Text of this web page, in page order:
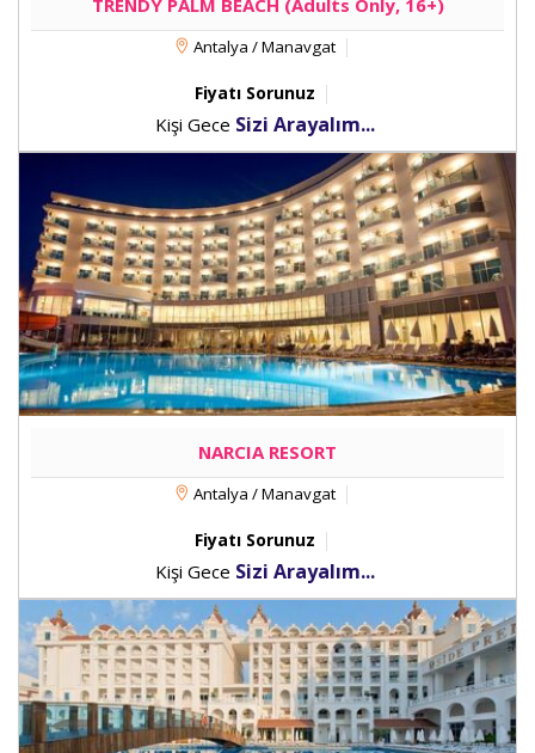
TRENDY PALM BEACH (Adults Only, 16+)
Antalya / Manavgat
Fiyatı Sorunuz
Kişi Gece Sizi Arayalım...
NARCIA RESORT
Antalya / Manavgat
Fiyatı Sorunuz
Kişi Gece Sizi Arayalım...